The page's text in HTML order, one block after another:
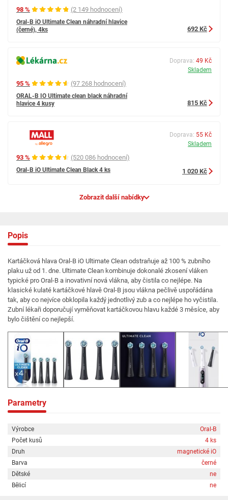
98 % (2 149 hodnocení)
Oral-B iO Ultimate Clean náhradní hlavice
(černé), 4ks
692 Kč
95 % (97 268 hodnocení)
ORAL-B IO Ultimate clean black náhradní
hlavice 4 kusy
Doprava: 49 Kč
Skladem
815 Kč
93 % (520 086 hodnocení)
Oral-B iO Ultimate Clean Black 4 ks
Doprava: 55 Kč
Skladem
1 020 Kč
Zobrazit další nabídky
Popis
Kartáčková hlava Oral-B iO Ultimate Clean odstraňuje až 100 % zubního
plaku už od 1. dne. Ultimate Clean kombinuje dokonalé zkosení vláken
typické pro Oral-B a inovativní nová vlákna, aby čistila co nejlépe. Na
klasické kulaté kartáčkové hlavě Oral-B jsou vlákna pečlivě uspořádána
tak, aby co nejvíce obklopila každý jednotlivý zub a co nejlépe ho vyčistila.
Zubní lékaři doporučují vyměňovat kartáčkovou hlavu každé 3 měsíce, aby
bylo čištění co nejlepší.
Parametry
Výrobce
Oral-B
Počet kusů
4 ks
Druh
magnetické iO
Barva
černé
Dětské
ne
Bělicí
ne